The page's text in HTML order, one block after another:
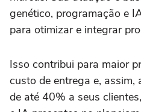
genético, programação e
para otimizar e integrar
Isso contribui para maior
custo de entrega e, assim,
de até 40% a seus